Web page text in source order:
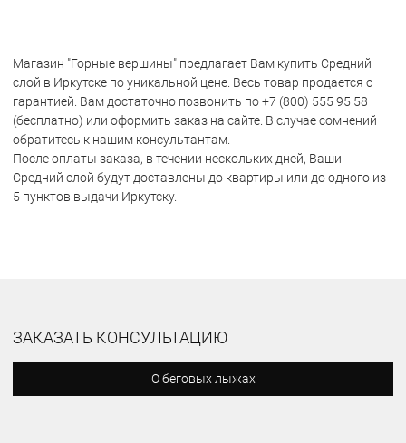
Магазин "Горные вершины" предлагает Вам купить Средний
слой в Иркутске по уникальной цене. Весь товар продается с
гарантией. Вам достаточно позвонить по +7 (800) 555 95 58
(бесплатно) или оформить заказ на сайте. В случае сомнений
обратитесь к нашим консультантам.
После оплаты заказа, в течении нескольких дней, Ваши
Средний слой будут доставлены до квартиры или до одного из
5 пунктов выдачи Иркутску.
ЗАКАЗАТЬ КОНСУЛЬТАЦИЮ
О беговых лыжах